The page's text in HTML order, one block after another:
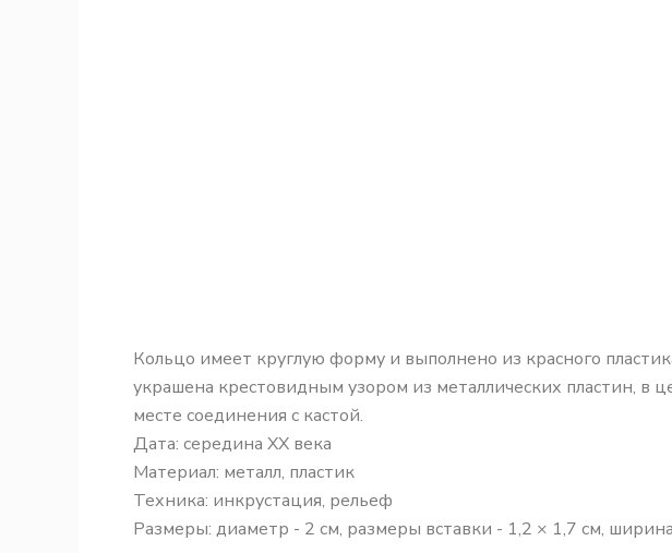
Кольцо имеет круглую форму и выполнено из красного
украшена крестовидным узором из металлических пластин, в
месте соединения с кастой.
Дата: середина XX века
Материал: металл, пластик
Техника: инкрустация, рельеф
Размеры: диаметр - 2 см, размеры вставки - 1,2 × 1,7 см,